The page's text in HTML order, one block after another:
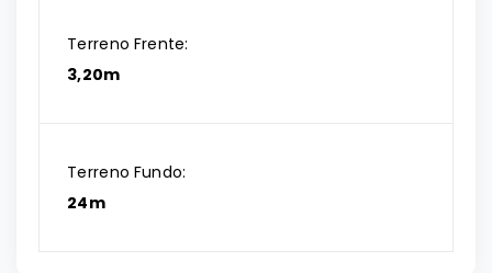
Terreno Frente:
3,20m
Terreno Fundo:
24m